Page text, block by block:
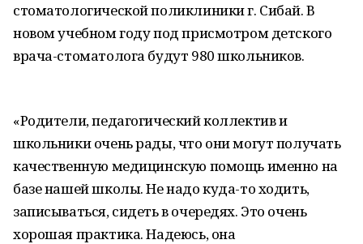
стоматологической поликлиники г. Сибай. В
новом учебном году под присмотром детского
врача-стоматолога будут 980 школьников.
«Родители, педагогический коллектив и
школьники очень рады, что они могут получать
качественную медицинскую помощь именно на
базе нашей школы. Не надо куда-то ходить,
записываться, сидеть в очередях. Это очень
хорошая практика. Надеюсь, она